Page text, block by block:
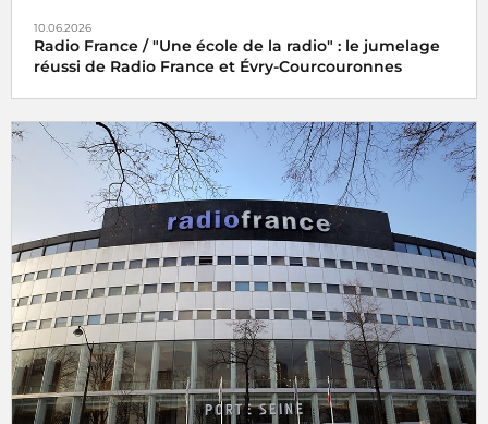
10.06.2026
Radio France / "Une école de la radio" : le jumelage
réussi de Radio France et Évry-Courcouronnes